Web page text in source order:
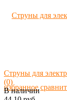
избранное
Струны для
(0)
В наличии